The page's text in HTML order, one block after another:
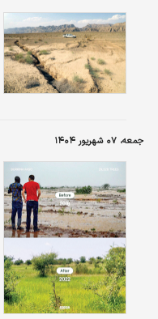
جمعه، ۰۷ شهریور ۱۴۰۴